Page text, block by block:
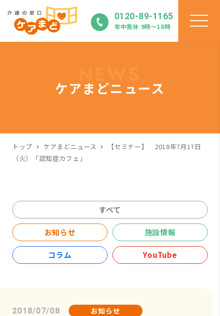
0120-89-1165
年中無休 9時〜18時
ケアまどニュース
トップ ケアまどニュース
【セミナー】 2018年7月17日
（火）「認知症カフェ」
すべて
お知らせ 施設情報
コラム YouTube
2018/07/08 お知らせ